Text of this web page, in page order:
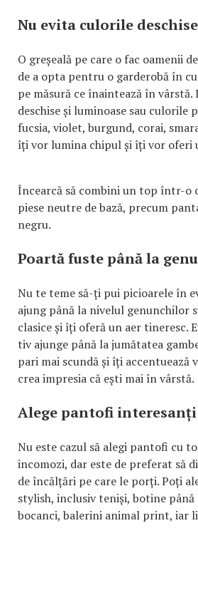
Nu evita culorile deschise
O greșeală pe care o fac oamenii
de a opta pentru o garderobă în
pe măsură ce înaintează în vârstă.
deschise și luminoase sau culorile
fucsia, violet, burgund, corai,
îți vor lumina chipul și îți vor oferi
Încearcă să combini un top într-o
piese neutre de bază, precum
negru.
Poartă fuste până la
Nu te teme să-ți pui picioarele în
ajung până la nivelul genunchilor
clasice și îți oferă un aer tineresc.
tiv ajunge până la jumătatea
pari mai scundă și îți accentuează
crea impresia că ești mai în vârstă.
Alege pantofi interesanți
Nu este cazul să alegi pantofi cu
incomozi, dar este de preferat să
de încălțări pe care le porți. Poți
stylish, inclusiv teniși, botine
bocanci, balerini animal print, iar